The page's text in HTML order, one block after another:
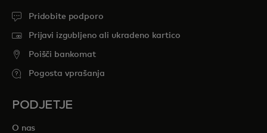
Pridobite podporo
Prijavi izgubljeno ali ukradeno kartico
Poišči bankomat
Pogosta vprašanja
PODJETJE
O nas